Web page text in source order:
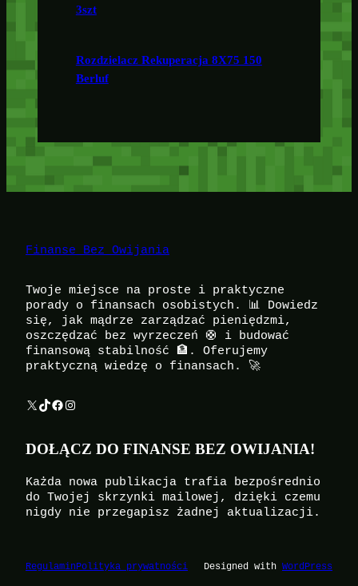
3szt
Rozdzielacz Rekuperacja 8X75 150
Berluf
Finanse Bez Owijania
Twoje miejsce na proste i praktyczne
porady o finansach osobistych. 📊 Dowiedz
się, jak mądrze zarządzać pieniędzmi,
oszczędzać bez wyrzeczeń 🛟 i budować
finansową stabilność 🏦. Oferujemy
praktyczną wiedzę o finansach. 🚀
X TikTok Facebook Instagram
DOŁĄCZ DO FINANSE BEZ OWIJANIA!
Każda nowa publikacja trafia bezpośrednio
do Twojej skrzynki mailowej, dzięki czemu
nigdy nie przegapisz żadnej aktualizacji.
RegulaminPolityka prywatności Designed with WordPress